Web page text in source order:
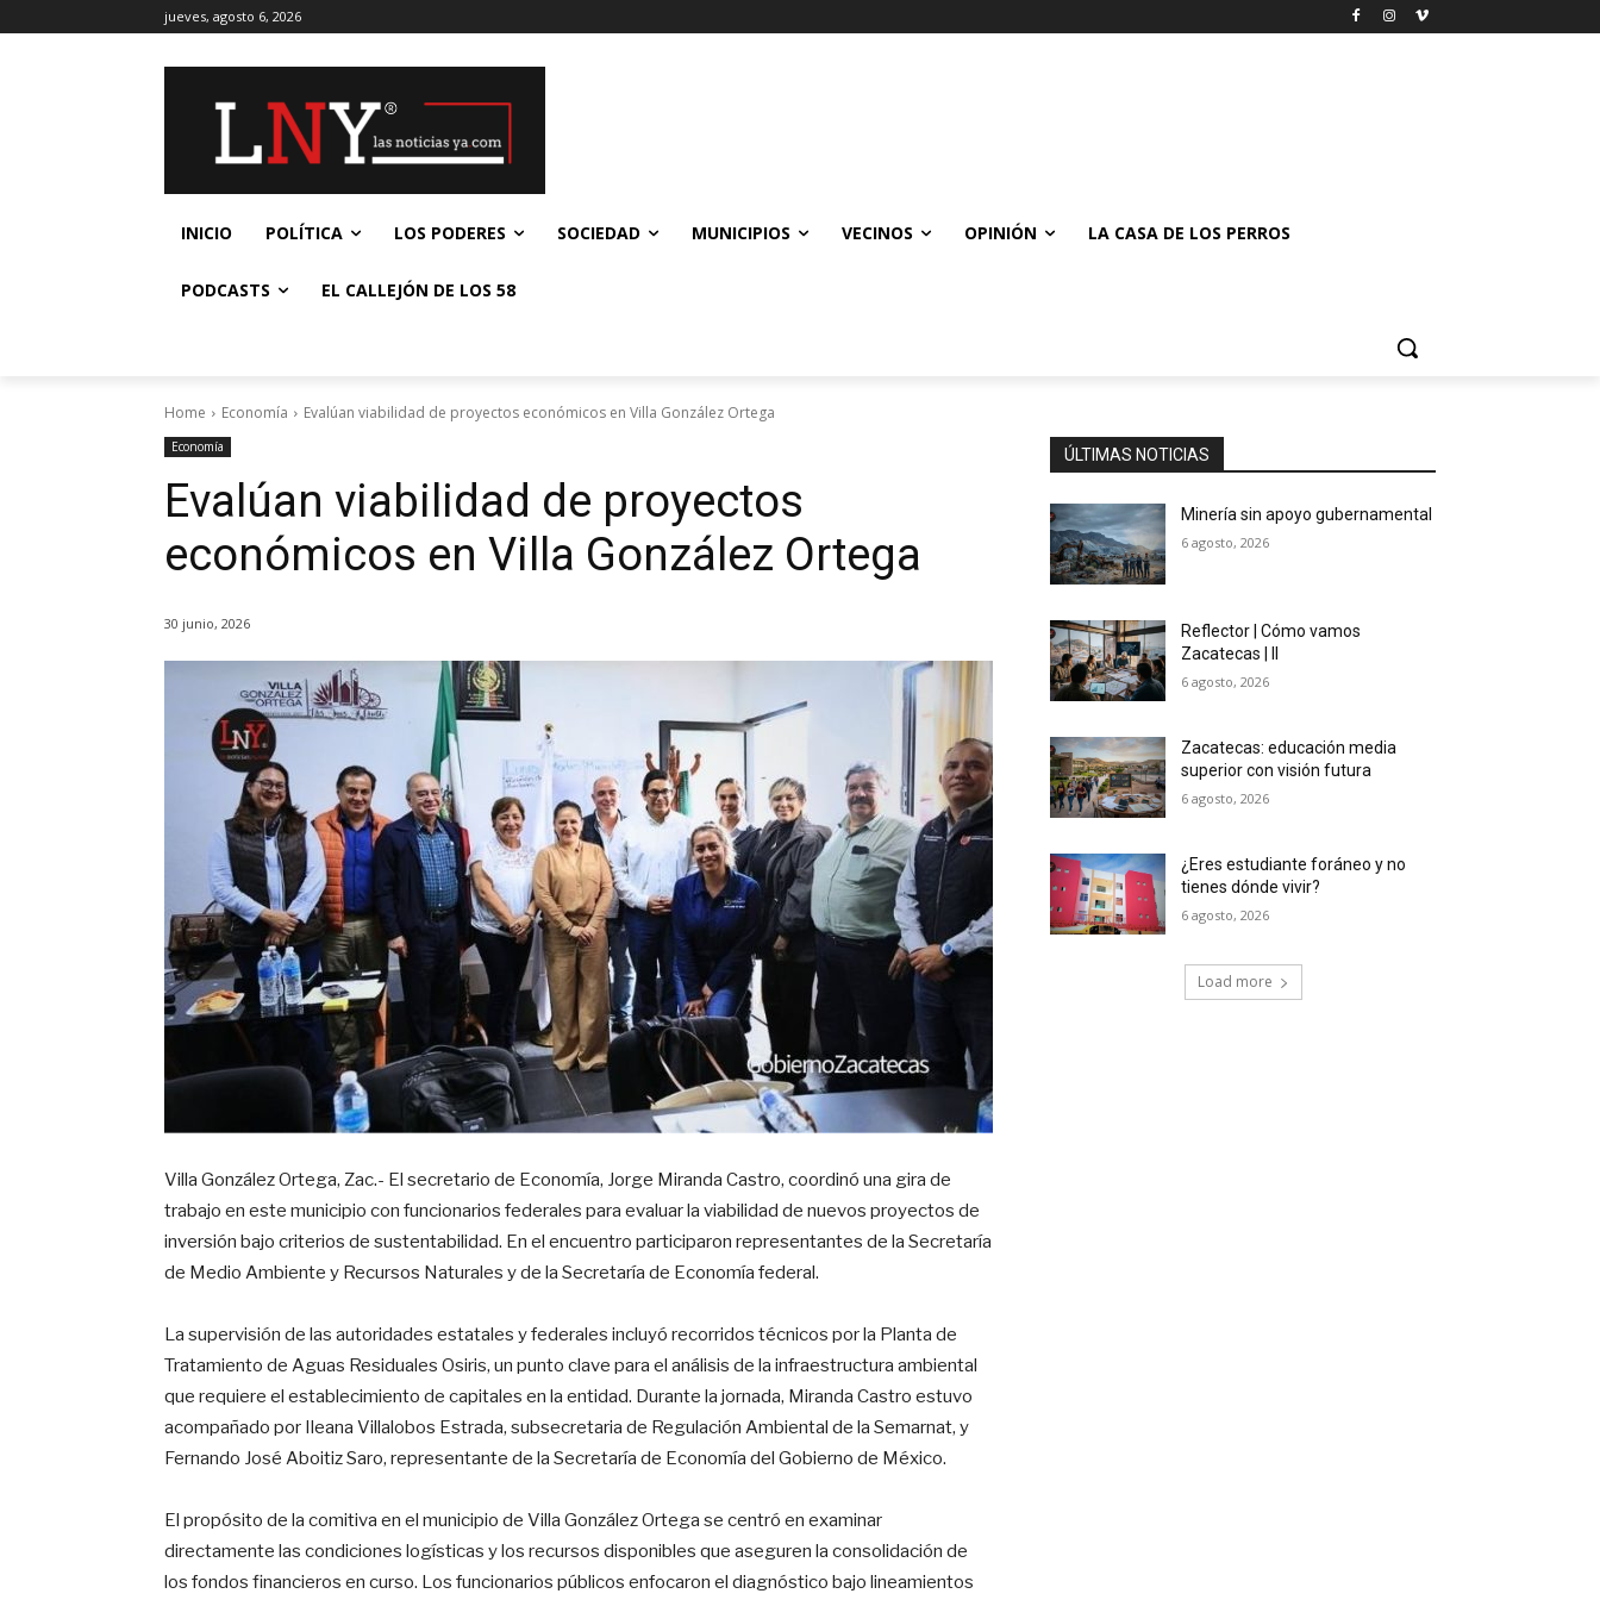
jueves, agosto 6, 2026
INICIO POLÍTICA LOS PODERES SOCIEDAD MUNICIPIOS VECINOS OPINIÓN LA CASA DE LOS PERROS
PODCASTS EL CALLEJÓN DE LOS 58
Home Economía Evalúan viabilidad de proyectos económicos en Villa González Ortega
Economía
Evalúan viabilidad de proyectos
económicos en Villa González Ortega
30 junio, 2026
Villa González Ortega, Zac.- El secretario de Economía, Jorge Miranda Castro, coordinó una gira de
trabajo en este municipio con funcionarios federales para evaluar la viabilidad de nuevos proyectos de
inversión bajo criterios de sustentabilidad. En el encuentro participaron representantes de la Secretaría
de Medio Ambiente y Recursos Naturales y de la Secretaría de Economía federal.
La supervisión de las autoridades estatales y federales incluyó recorridos técnicos por la Planta de
Tratamiento de Aguas Residuales Osiris, un punto clave para el análisis de la infraestructura ambiental
que requiere el establecimiento de capitales en la entidad. Durante la jornada, Miranda Castro estuvo
acompañado por Ileana Villalobos Estrada, subsecretaria de Regulación Ambiental de la Semarnat, y
Fernando José Aboitiz Saro, representante de la Secretaría de Economía del Gobierno de México.
El propósito de la comitiva en el municipio de Villa González Ortega se centró en examinar
directamente las condiciones logísticas y los recursos disponibles que aseguren la consolidación de
los fondos financieros en curso. Los funcionarios públicos enfocaron el diagnóstico bajo lineamientos
ÚLTIMAS NOTICIAS
Minería sin apoyo gubernamental
6 agosto, 2026
Reflector | Cómo vamos
Zacatecas | II
6 agosto, 2026
Zacatecas: educación media
superior con visión futura
6 agosto, 2026
¿Eres estudiante foráneo y no
tienes dónde vivir?
6 agosto, 2026
Load more